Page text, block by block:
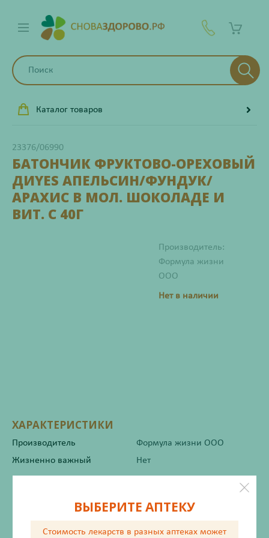
Каталог товаров
23376/06990
БАТОНЧИК ФРУКТОВО-ОРЕХОВЫЙ
ДИYES АПЕЛЬСИН/ФУНДУК/
АРАХИС В МОЛ. ШОКОЛАДЕ И
ВИТ. С 40Г
Производитель:
Формула жизни
ООО
Нет в наличии
ХАРАКТЕРИСТИКИ
Производитель
Формула жизни ООО
Жизненно важный
Нет
Инструкция по применению
ВЫБЕРИТЕ АПТЕКУ
Стоимость лекарств в разных аптеках может